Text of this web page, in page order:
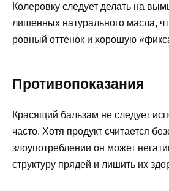
Колеровку следует делать на
лишенных натурального масла,
ровный оттенок и хорошую
Противопоказания
Красящий бальзам не следует
часто. Хотя продукт считается
злоупотреблении он может
структуру прядей и лишить их